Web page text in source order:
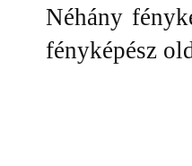
Néhány
fényképész